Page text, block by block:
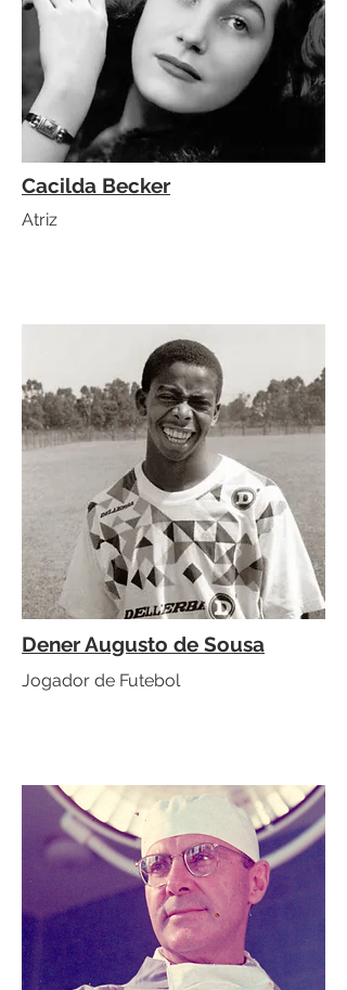
Cacilda Becker
Atriz
Dener Augusto de Sousa
Jogador de Futebol